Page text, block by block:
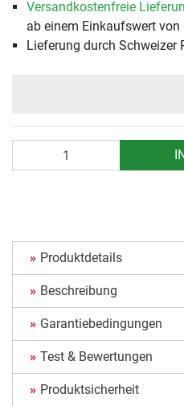
Versandkostenfreie
ab einem Einkaufswert von
Lieferung durch Schweizer
Produktdetails
Beschreibung
Garantiebedingungen
Test & Bewertungen
Produktsicherheit